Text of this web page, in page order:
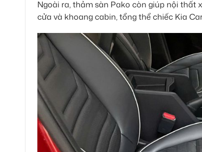
Ngoài ra, thảm sàn Pako còn giúp nội thất
cửa và khoang cabin, tổng thể chiếc Kia